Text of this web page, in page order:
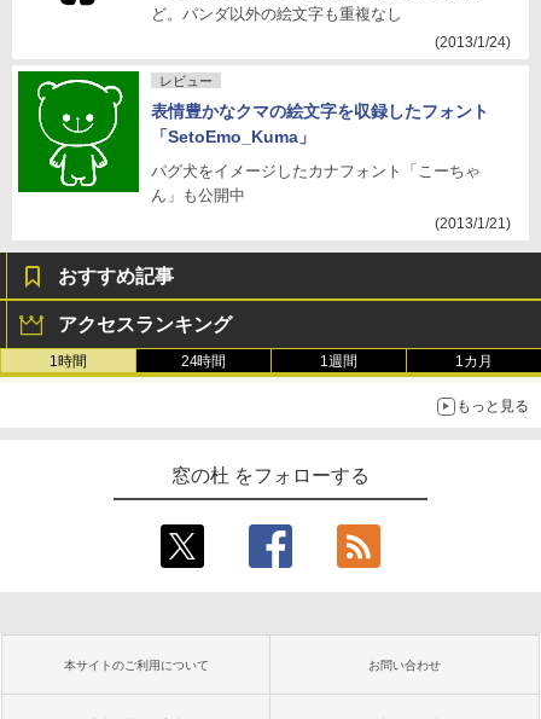
ど。パンダ以外の絵文字も重複なし
(2013/1/24)
レビュー
表情豊かなクマの絵文字を収録したフォント
「SetoEmo_Kuma」
パグ犬をイメージしたカナフォント「こーちゃ
ん」も公開中
(2013/1/21)
おすすめ記事
アクセスランキング
1時間 24時間 1週間 1カ月
もっと見る
窓の杜 をフォローする
本サイトのご利用について お問い合わせ